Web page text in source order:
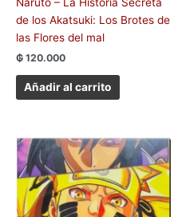
de los Akatsuki: Los Brotes de
las Flores del mal
₲ 120.000
Añadir al carrito